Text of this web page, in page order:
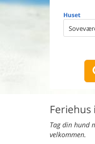
Huset
Feriehus
Tag din hund
velkommen.